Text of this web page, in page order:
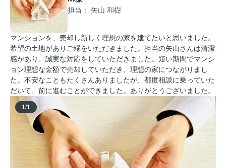
担当： 矢山 和樹
マンションを、売却し新しく理想の家を建てたいと思いました。
希望の土地がありご縁をいただきました。担当の矢山さんは清潔
感があり、誠実な対応をしていただきました。短い期間でマンシ
ョン理想な金額で売却していただき、理想の家につながりまし
た。不安なこともたくさんありましたが、都度相談に乗っていた
だいて、前に進むことができました。ありがとうございました。
1/1